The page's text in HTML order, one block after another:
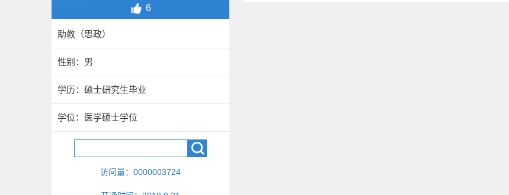
6
助教（思政）
性别：男
学历：硕士研究生毕业
学位：医学硕士学位
访问量： 0000003724